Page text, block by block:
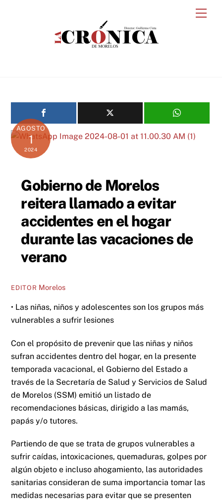
AGOSTO
1
2024
Gobierno de Morelos
reitera llamado a evitar
accidentes en el hogar
durante las vacaciones de
verano
EDITOR Morelos
• Las niñas, niños y adolescentes son los grupos más
vulnerables a sufrir lesiones
Con el propósito de prevenir que las niñas y niños
sufran accidentes dentro del hogar, en la presente
temporada vacacional, el Gobierno del Estado a
través de la Secretaría de Salud y Servicios de Salud
de Morelos (SSM) emitió un listado de
recomendaciones básicas, dirigido a las mamás,
papás y/o tutores.
Partiendo de que se trata de grupos vulnerables a
sufrir caídas, intoxicaciones, quemaduras, golpes por
algún objeto e incluso ahogamiento, las autoridades
sanitarias consideran de suma importancia tomar las
medidas necesarias para evitar que se presenten